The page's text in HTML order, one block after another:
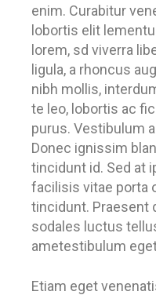
enim. Curabitur
lobortis elit
lorem, sd viverra
ligula, a rhoncus
nibh mollis,
te leo, lobortis ac
purus. Vestibulum
Donec ignissim
tincidunt id. Sed at
facilisis vitae porta
tincidunt. Praesent
sodales luctus
ametestibulum
Etiam eget